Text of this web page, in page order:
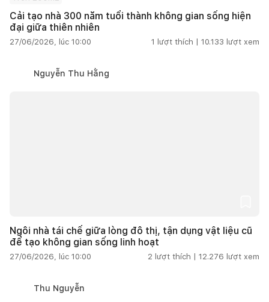
Cải tạo nhà 300 năm tuổi thành không gian sống hiện
đại giữa thiên nhiên
27/06/2026, lúc 10:00 1 lượt thích | 10.133 lượt xem
Nguyễn Thu Hằng
Ngôi nhà tái chế giữa lòng đô thị, tận dụng vật liệu cũ
để tạo không gian sống linh hoạt
27/06/2026, lúc 10:00 2 lượt thích | 12.276 lượt xem
Thu Nguyễn